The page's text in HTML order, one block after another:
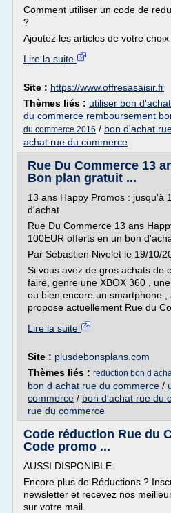
Comment utiliser un code de
?
Ajoutez les articles de votre choix
Lire la suite
Site : https://www.offresasaisir.fr
Thèmes liés : utiliser bon
du commerce remboursement
du commerce 2016 / bon d'achat
achat rue du commerce
Rue Du Commerce 13
Bon plan gratuit ...
13 ans Happy Promos : jusqu'à
d'achat
Rue Du Commerce 13 ans
100EUR offerts en un bon
Par Sébastien Nivelet le 19/10/
Si vous avez de gros achats de
faire, genre une XBOX 360 ,
ou bien encore un smartphone
propose actuellement Rue du
Lire la suite
Site : plusdebonsplans.com
Thèmes liés : reduction bon d
bon d achat rue du commerce /
commerce / bon d'achat rue du
rue du commerce
Code réduction Rue du
Code promo ...
AUSSI DISPONIBLE:
Encore plus de Réductions ?
newsletter et recevez nos
sur votre mail.